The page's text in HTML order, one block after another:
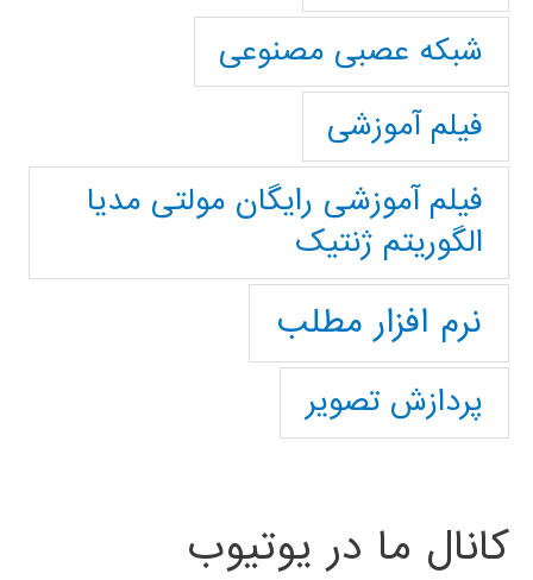
شبکه عصبی مصنوعی
فیلم آموزشی
فیلم آموزشی رایگان مولتی مدیا
الگوریتم ژنتیک
نرم افزار مطلب
پردازش تصویر
کانال ما در یوتیوب